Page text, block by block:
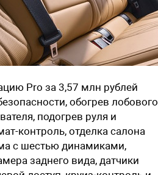
Pro за 3,57 млн рублей
обогрев лобового
подогрев руля и
контроль, отделка салона
с шестью динамиками,
заднего вида, датчики